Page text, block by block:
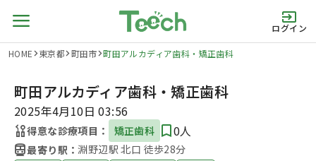
ログイン
HOME 東京都 町田市 町田アルカディア歯科・矯正歯科
町田アルカディア歯科・矯正歯科
2025年4月10日 03:56
得意な診療項目： 矯正歯科 0人
最寄り駅：淵野辺駅 北口 徒歩28分